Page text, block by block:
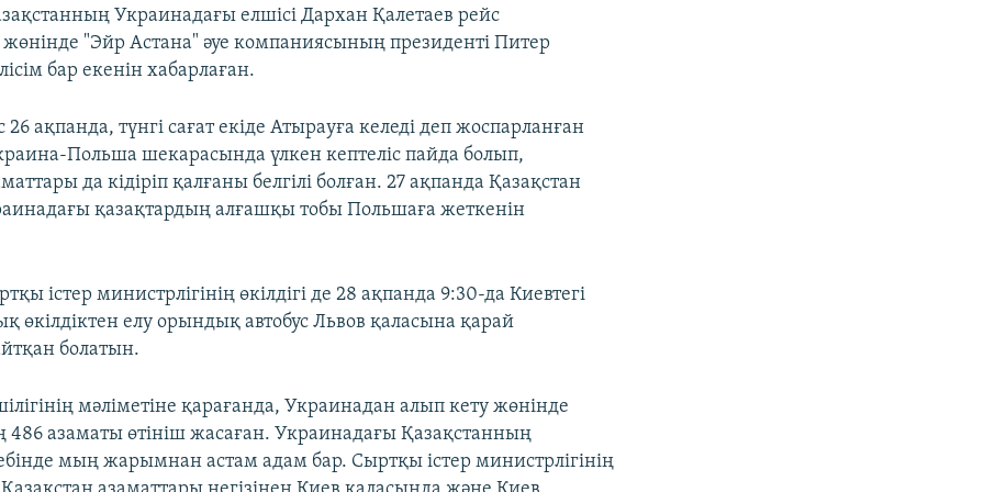
Украинадағы елшісі Дархан Қалетаев рейс
"Эйр Астана" әуе компаниясының президенті Питер
бар екенін хабарлаған.
ақпанда, түнгі сағат екіде Атырауға келеді деп жоспарланған
Польша шекарасында үлкен кептеліс пайда болып,
да кідіріп қалғаны белгілі болған. 27 ақпанда Қазақстан
қазақтардың алғашқы тобы Польшаға жеткенін
істер министрлігінің өкілдігі де 28 ақпанда 9:30-да Киевтегі
өкілдіктен елу орындық автобус Львов қаласына қарай
болатын.
мәліметіне қарағанда, Украинадан алып кету жөнінде
486 азаматы өтініш жасаған. Украинадағы Қазақстанның
мың жарымнан астам адам бар. Сыртқы істер министрлігінің